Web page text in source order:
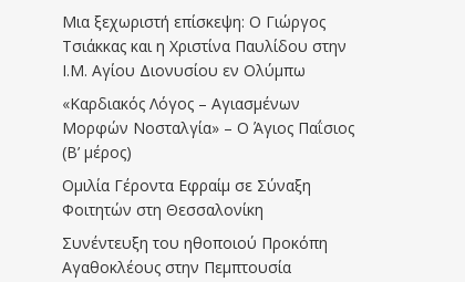
Μια ξεχωριστή επίσκεψη: Ο Γιώργος
Τσιάκκας και η Χριστίνα Παυλίδου στην
Ι.Μ. Αγίου Διονυσίου εν Ολύμπω
«Καρδιακός Λόγος – Αγιασμένων
Μορφών Νοσταλγία» – Ο Άγιος Παΐσιος
(Β’ μέρος)
Ομιλία Γέροντα Εφραίμ σε Σύναξη
Φοιτητών στη Θεσσαλονίκη
Συνέντευξη του ηθοποιού Προκόπη
Αγαθοκλέους στην Πεμπτουσία